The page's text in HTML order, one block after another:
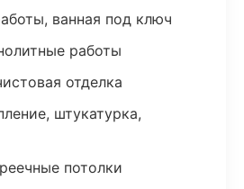
ванная под ключ
работы
отделка
штукатурка,
потолки